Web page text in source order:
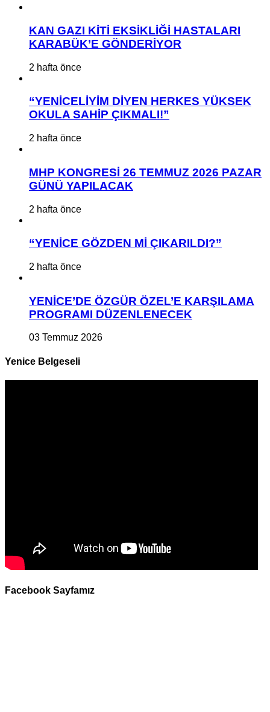
KAN GAZI KİTİ EKSİKLİĞİ HASTALARI
KARABÜK’E GÖNDERİYOR
2 hafta önce
“YENİCELİYİM DİYEN HERKES YÜKSEK
OKULA SAHİP ÇIKMALI!”
2 hafta önce
MHP KONGRESİ 26 TEMMUZ 2026 PAZAR
GÜNÜ YAPILACAK
2 hafta önce
“YENİCE GÖZDEN Mİ ÇIKARILDI?”
2 hafta önce
YENİCE’DE ÖZGÜR ÖZEL’E KARŞILAMA
PROGRAMI DÜZENLENECEK
03 Temmuz 2026
Yenice Belgeseli
Facebook Sayfamız